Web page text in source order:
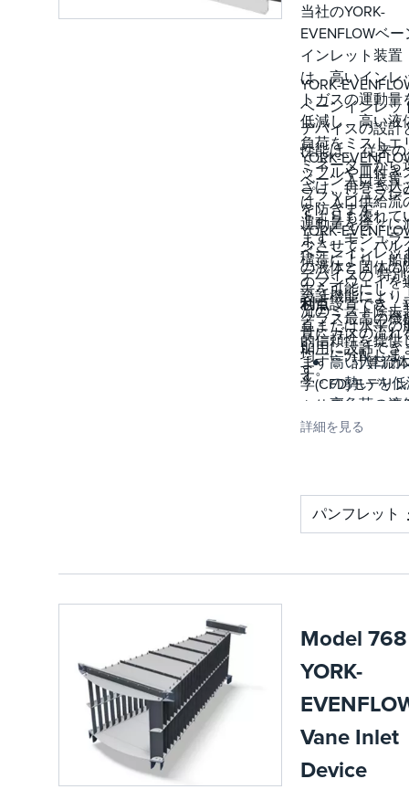
当社のYORK-
EVENFLOWベー
インレット装置
は、高いインレ
トガスの運動量
低減し、高い液
負荷をミストエ
ミネーターから
ざけ、再巻き込
を防ぎます。
YORK-
ベーンインレッ
デバイスの設計
性能は、 従来
ッフルや皿付き
プラッシュプレ
トよりも優れて
ます。モジュラ
構造により、船
のマンウェイを
じて設置でき、
直または水平の
舶用に設計でき
す。
YORK-
ベーン入口装置
は、入口供給流
運動量を徐々に
少させて、バル
の液体と固体の
去を可能にし、
流のミスト除去
置にガスの流れ
均一に分配しま
す 。
YORK-
ベーンインレッ
デバイスの 特
設計機能により
クラス最高の機
的信頼性を提供
ます 。 計算流
学(CFD)モデリ
を使用して、容
内の蒸気と液体
を満たすように
部設計を最適化
きます。
利点
高い入口ガ
の勢い を
高負荷の液
をミストエ
リキッドサ
プからの液
止
詳細を見る
パンフレット
Model 768
YORK-
Vane Inlet
Device